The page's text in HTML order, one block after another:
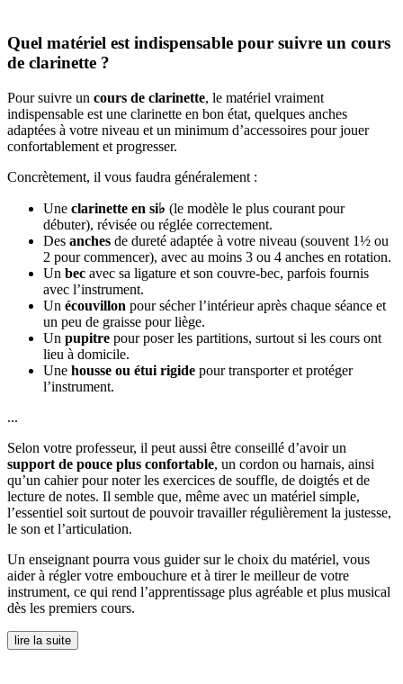
Quel matériel est indispensable pour suivre un cours
de clarinette ?
Pour suivre un cours de clarinette, le matériel vraiment
indispensable est une clarinette en bon état, quelques anches
adaptées à votre niveau et un minimum d’accessoires pour jouer
confortablement et progresser.
Concrètement, il vous faudra généralement :
Une clarinette en si♭ (le modèle le plus courant pour
débuter), révisée ou réglée correctement.
Des anches de dureté adaptée à votre niveau (souvent 1½ ou
2 pour commencer), avec au moins 3 ou 4 anches en rotation.
Un bec avec sa ligature et son couvre-bec, parfois fournis
avec l’instrument.
Un écouvillon pour sécher l’intérieur après chaque séance et
un peu de graisse pour liège.
Un pupitre pour poser les partitions, surtout si les cours ont
lieu à domicile.
Une housse ou étui rigide pour transporter et protéger
l’instrument.
...
Selon votre professeur, il peut aussi être conseillé d’avoir un
support de pouce plus confortable, un cordon ou harnais, ainsi
qu’un cahier pour noter les exercices de souffle, de doigtés et de
lecture de notes. Il semble que, même avec un matériel simple,
l’essentiel soit surtout de pouvoir travailler régulièrement la justesse,
le son et l’articulation.
Un enseignant pourra vous guider sur le choix du matériel, vous
aider à régler votre embouchure et à tirer le meilleur de votre
instrument, ce qui rend l’apprentissage plus agréable et plus musical
dès les premiers cours.
lire la suite